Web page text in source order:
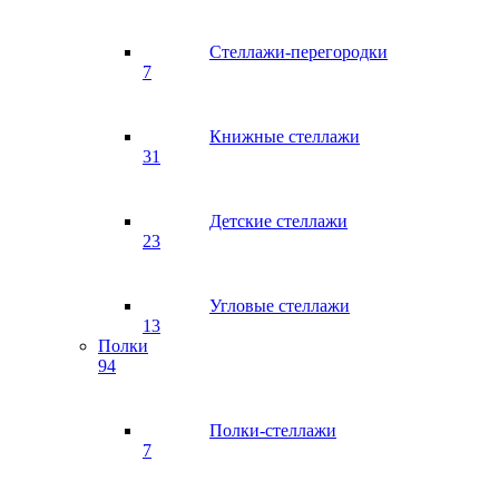
Стеллажи-перегородки
7
Книжные стеллажи
31
Детские стеллажи
23
Угловые стеллажи
13
Полки
94
Полки-стеллажи
7